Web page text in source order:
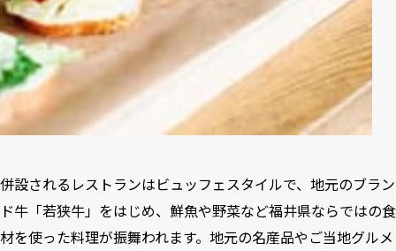
併設されるレストランはビュッフェスタイルで、地元のブラン
ド牛「若狭牛」をはじめ、鮮魚や野菜など福井県ならではの食
材を使った料理が振舞われます。地元の名産品やご当地グルメ